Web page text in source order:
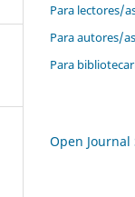
Para lectores/
Para autores/as
Para
Open Journal